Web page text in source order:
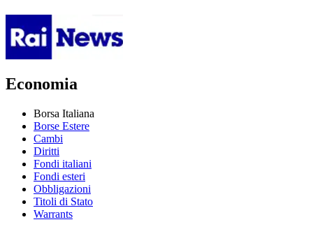
Economia
Borsa Italiana
Borse Estere
Cambi
Diritti
Fondi italiani
Fondi esteri
Obbligazioni
Titoli di Stato
Warrants